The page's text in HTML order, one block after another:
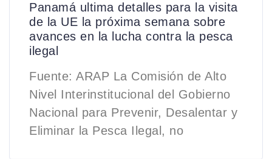
Panamá ultima detalles para la visita
de la UE la próxima semana sobre
avances en la lucha contra la pesca
ilegal
Fuente: ARAP La Comisión de Alto
Nivel Interinstitucional del Gobierno
Nacional para Prevenir, Desalentar y
Eliminar la Pesca Ilegal, no